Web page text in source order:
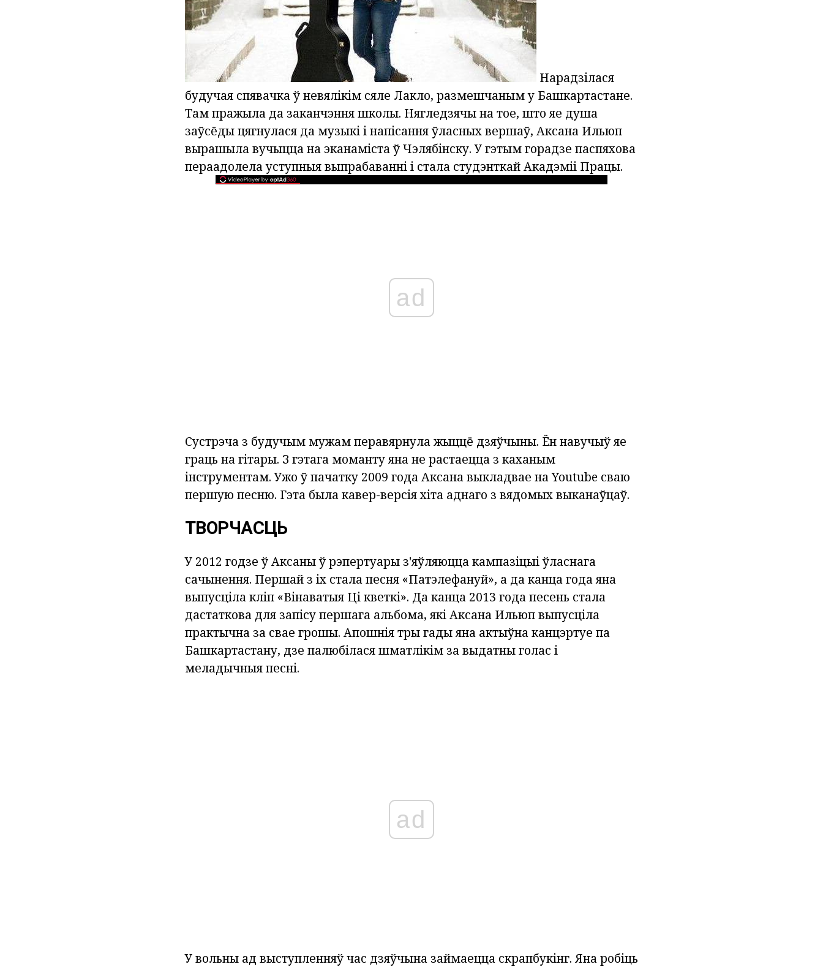
Нарадзілася
будучая спявачка ў невялікім сяле Лакло, размешчаным у Башкартастане.
Там пражыла да заканчэння школы. Нягледзячы на тое, што яе душа
заўсёды цягнулася да музыкі і напісання ўласных вершаў, Аксана Ильюп
вырашыла вучыцца на эканаміста ў Чэлябінску. У гэтым горадзе паспяхова
пераадолела уступныя выпрабаванні і стала студэнткай Акадэміі Працы.
ad
Сустрэча з будучым мужам перавярнула жыццё дзяўчыны. Ён навучыў яе
граць на гітары. З гэтага моманту яна не растаецца з каханым
інструментам. Ужо ў пачатку 2009 года Аксана выкладвае на Youtube сваю
першую песню. Гэта была кавер-версія хіта аднаго з вядомых выканаўцаў.
ТВОРЧАСЦЬ
У 2012 годзе ў Аксаны ў рэпертуары з'яўляюцца кампазіцыі ўласнага
сачынення. Першай з іх стала песня «Патэлефануй», а да канца года яна
выпусціла кліп «Вінаватыя Ці кветкі». Да канца 2013 года песень стала
дастаткова для запісу першага альбома, які Аксана Ильюп выпусціла
практычна за свае грошы. Апошнія тры гады яна актыўна канцэртуе па
Башкартастану, дзе палюбілася шматлікім за выдатны голас і
меладычныя песні.
ad
У вольны ад выступленняў час дзяўчына займаецца скрапбукінг. Яна робіць